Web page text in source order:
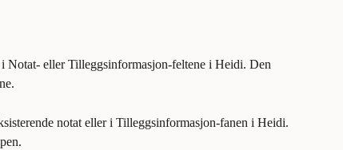
Notat- eller Tilleggsinformasjon-feltene i Heidi. Den
notat eller i Tilleggsinformasjon-fanen i Heidi.